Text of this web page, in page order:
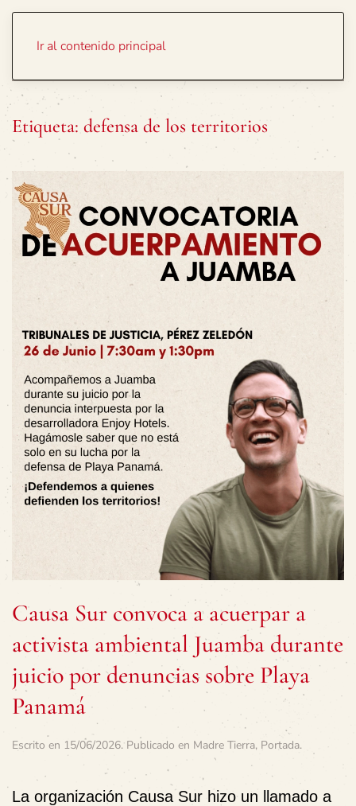
Ir al contenido principal
Etiqueta: defensa de los territorios
Causa Sur convoca a acuerpar a
activista ambiental Juamba durante
juicio por denuncias sobre Playa
Panamá
Escrito en 15/06/2026. Publicado en Madre Tierra, Portada.
La organización Causa Sur hizo un llamado a